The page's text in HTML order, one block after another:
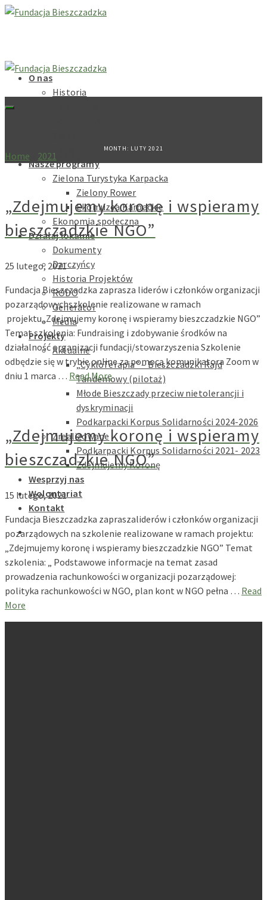
O nas
Historia
Nasze programy
Zielona Turystyka Karpacka
Zielony Rower
Ekomuzea Karpackie
Ekonomia społeczna
Działaj lokalnie
Dokumenty
Darczyńcy
Historia Projektów
RODO
Generator
Media
Projekty
Aktualne
„CykloTerapia” – Bieszczadzki Rajd
Tandemowy (pilotaż)
Młode Bieszczady przeciw nietolerancji i
dyskryminacji
Podkarpacki Korpus Solidarności 2024-2026
Zrealizowane
Podkarpacki Korpus Solidarności 2021- 2023
Zdejmujemy Koronę
Wesprzyj nas
Wolontariat
Kontakt
MONTH: LUTY 2021
Home 2021
„Zdejmujemy koronę i wspieramy
bieszczadzkie NGO”
25 lutego, 2021
Fundacja Bieszczadzka zaprasza liderów i członków organizacji
pozarządowychszkolenie realizowane w ramach
projektu„Zdejmujemy koronę i wspieramy bieszczadzkie NGO”
Temat szkolenia: Fundraising i zdobywanie środków na
działalność organizacji fundacji/stowarzyszenia Szkolenie
odbędzie się w trybie online za pomocą komunikatora Zoom w
dniu 1 marca … Read More
„Zdejmujemy koronę i wspieramy
bieszczadzkie NGO”
15 lutego, 2021
Fundacja Bieszczadzka zapraszaliderów i członków organizacji
pozarządowych na szkolenie realizowane w ramach projektu:
„Zdejmujemy koronę i wspieramy bieszczadzkie NGO” Temat
szkolenia: „ Podstawowe informacje na temat zasad
prowadzenia rachunkowości w organizacji pozarządowej:
polityka rachunkowości w NGO, plan kont w NGO pełna … Read
More